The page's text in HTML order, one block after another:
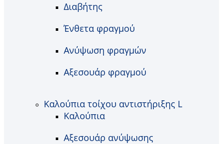
Διαβήτης
Ένθετα φραγμού
Ανύψωση φραγμών
Αξεσουάρ φραγμού
Καλούπια τοίχου αντιστήριξης L
Καλούπια
Αξεσουάρ ανύψωσης